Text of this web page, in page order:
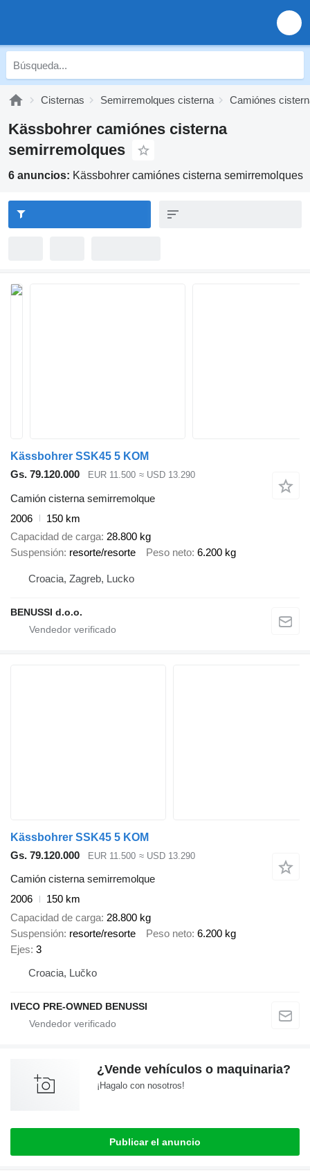
Cisternas Semirremolques cisterna Camiónes
Kässbohrer camiónes cisterna
semirremolques
6 anuncios: Kässbohrer camiónes cisterna semirremolques
Kässbohrer SSK45 5 KOM
Gs. 79.120.000
EUR 11.500 ≈ USD 13.290
Camión cisterna semirremolque
2006
150 km
Capacidad de carga 28.800 kg
Suspensión resorte/resorte Peso neto 6.200 kg
Croacia, Zagreb, Lucko
BENUSSI d.o.o.
Kässbohrer SSK45 5 KOM
Gs. 79.120.000
EUR 11.500 ≈ USD 13.290
Camión cisterna semirremolque
2006
150 km
Capacidad de carga 28.800 kg
Suspensión resorte/resorte Peso neto 6.200 kg
Ejes 3
Croacia, Lučko
IVECO PRE-OWNED BENUSSI
¿Vende vehículos o maquinaria?
¡Hagalo con nosotros!
Publicar el anuncio